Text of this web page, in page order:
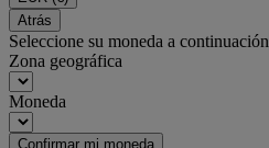
Atrás
Seleccione su moneda a continuación
Zona geográfica
Moneda
Confirmar mi moneda